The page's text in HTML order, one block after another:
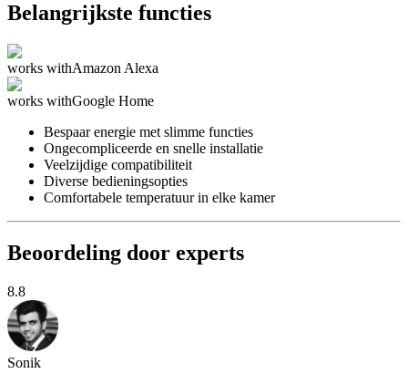
Belangrijkste functies
works withAmazon Alexa
works withGoogle Home
Bespaar energie met slimme functies
Ongecompliceerde en snelle installatie
Veelzijdige compatibiliteit
Diverse bedieningsopties
Comfortabele temperatuur in elke kamer
Beoordeling door experts
8.8
Sonik